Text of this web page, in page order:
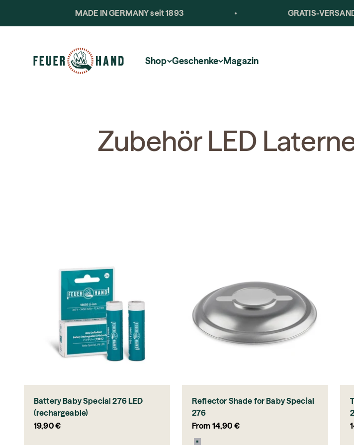
MADE IN GERMANY seit 1893 GRATIS-
Shop Geschenke Magazin
Zubehör LED
Battery Baby Special 276 LED
(rechargeable)
Sale price
19,90 €
Reflector Shade for Baby Special
276
Sale price
From 14,90 €